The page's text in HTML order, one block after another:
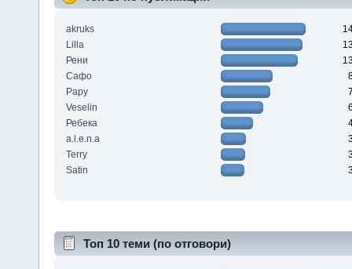
akruks
Lilla
Рени
Сафо
Papy
Veselin
Ребека
a.l.e.n.a
Terry
Satin
Топ 10 теми (по отговори)